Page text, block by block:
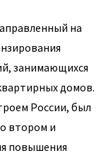
на
занимающихся
домов.
России, был
втором и
повышения